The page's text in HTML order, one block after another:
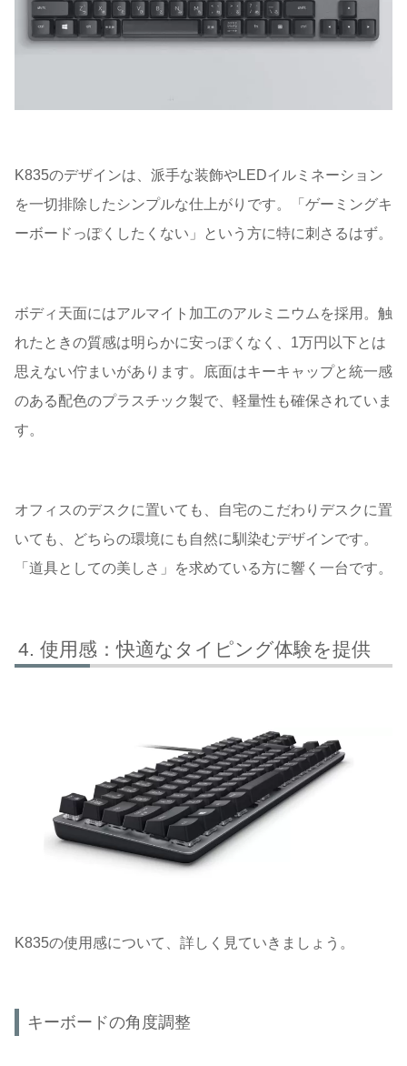
K835のデザインは、派手な装飾やLEDイルミネーション
を一切排除したシンプルな仕上がりです。「ゲーミングキ
ーボードっぽくしたくない」という方に特に刺さるはず。
ボディ天面にはアルマイト加工のアルミニウムを採用。触
れたときの質感は明らかに安っぽくなく、1万円以下とは
思えない佇まいがあります。底面はキーキャップと統一感
のある配色のプラスチック製で、軽量性も確保されていま
す。
オフィスのデスクに置いても、自宅のこだわりデスクに置
いても、どちらの環境にも自然に馴染むデザインです。
「道具としての美しさ」を求めている方に響く一台です。
使用感：快適なタイピング体験を提供
K835の使用感について、詳しく見ていきましょう。
キーボードの角度調整